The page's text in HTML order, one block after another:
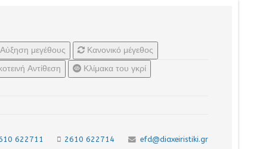
Αύξηση μεγέθους
Κανονικό μέγεθος
Αντίθεση
Κλίμακα του γκρί
622711 2610 622714 efd@diaxeiristiki.gr